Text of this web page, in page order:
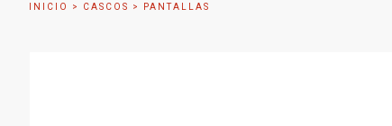
INICIO > CASCOS > PANTALLAS